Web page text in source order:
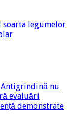
soarta legumelor
Antigrindină nu
evaluări
demonstrate